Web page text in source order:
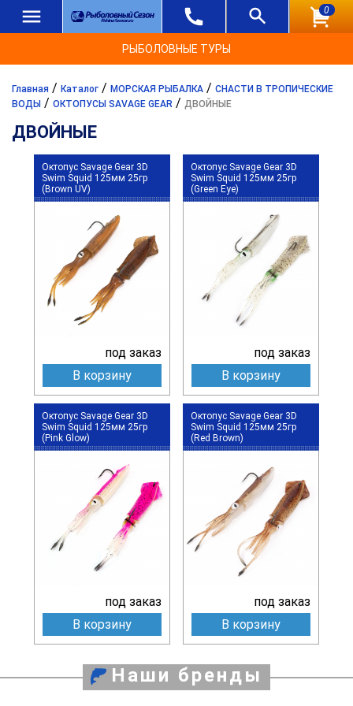
0
РЫБОЛОВНЫЕ ТУРЫ
Главная / Каталог / МОРСКАЯ РЫБАЛКА / СНАСТИ В ТРОПИЧЕСКИЕ
ВОДЫ / ОКТОПУСЫ SAVAGE GEAR / ДВОЙНЫЕ
ДВОЙНЫЕ
Октопус Savage Gear 3D
Swim Squid 125мм 25гр
(Brown UV)
под заказ
В корзину
Октопус Savage Gear 3D
Swim Squid 125мм 25гр
(Green Eye)
под заказ
В корзину
Октопус Savage Gear 3D
Swim Squid 125мм 25гр
(Pink Glow)
под заказ
В корзину
Октопус Savage Gear 3D
Swim Squid 125мм 25гр
(Red Brown)
под заказ
В корзину
Наши бренды